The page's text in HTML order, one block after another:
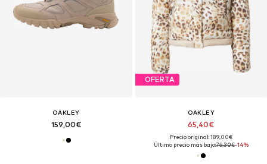
OAKLEY
159,00€
OFERTA
OAKLEY
65,40€
Precio original: 189,00€
Último precio más bajo:76,30€-14%